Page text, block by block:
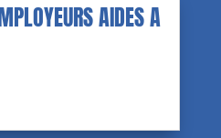
AIDES A